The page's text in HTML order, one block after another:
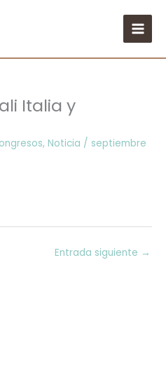
Italia y
, Noticia / septiembre
Entrada siguiente →